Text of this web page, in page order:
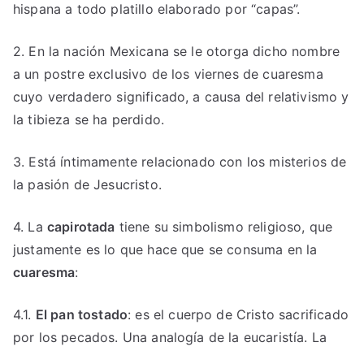
hispana a todo platillo elaborado por “capas”.
2. En la nación Mexicana se le otorga dicho nombre
a un postre exclusivo de los viernes de cuaresma
cuyo verdadero significado, a causa del relativismo y
la tibieza se ha perdido.
3. Está íntimamente relacionado con los misterios de
la pasión de Jesucristo.
4. La capirotada tiene su simbolismo religioso, que
justamente es lo que hace que se consuma en la
cuaresma:
4.1. El pan tostado: es el cuerpo de Cristo sacrificado
por los pecados. Una analogía de la eucaristía. La